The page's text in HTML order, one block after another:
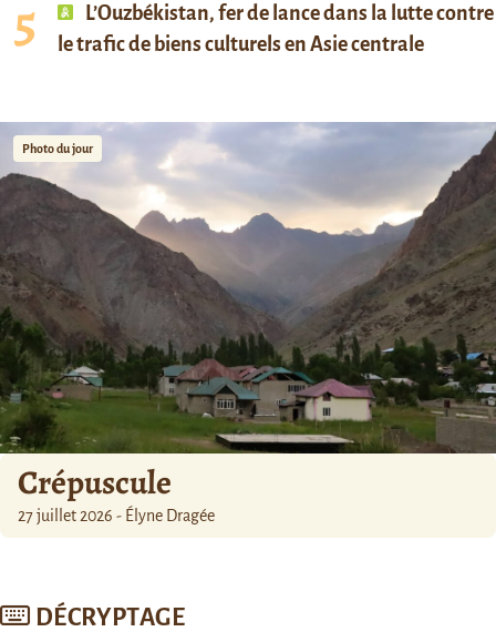
L’Ouzbékistan, fer de lance dans la lutte contre
le trafic de biens culturels en Asie centrale
Photo du jour
Crépuscule
27 juillet 2026 - Élyne Dragée
DÉCRYPTAGE